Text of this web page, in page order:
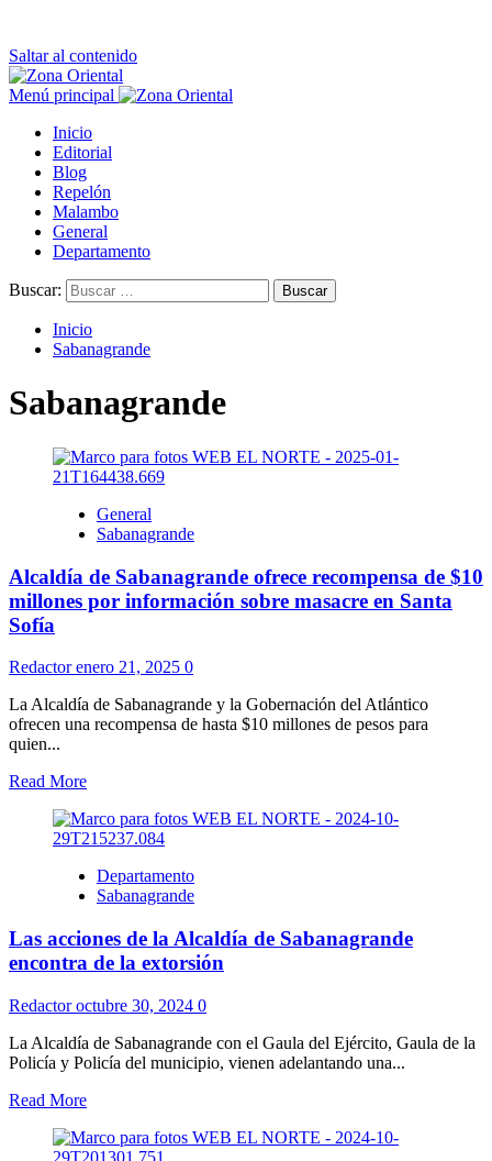
Saltar al contenido
Menú principal
Inicio
Editorial
Blog
Repelón
Malambo
General
Departamento
Buscar:
Inicio
Sabanagrande
Sabanagrande
General
Sabanagrande
Alcaldía de Sabanagrande ofrece recompensa de $10
millones por información sobre masacre en Santa
Sofía
Redactorenero 21, 2025 0
La Alcaldía de Sabanagrande y la Gobernación del Atlántico
ofrecen una recompensa de hasta $10 millones de pesos para
quien...
Read More
Departamento
Sabanagrande
Las acciones de la Alcaldía de Sabanagrande
encontra de la extorsión
Redactoroctubre 30, 2024 0
La Alcaldía de Sabanagrande con el Gaula del Ejército, Gaula de la
Policía y Policía del municipio, vienen adelantando una...
Read More